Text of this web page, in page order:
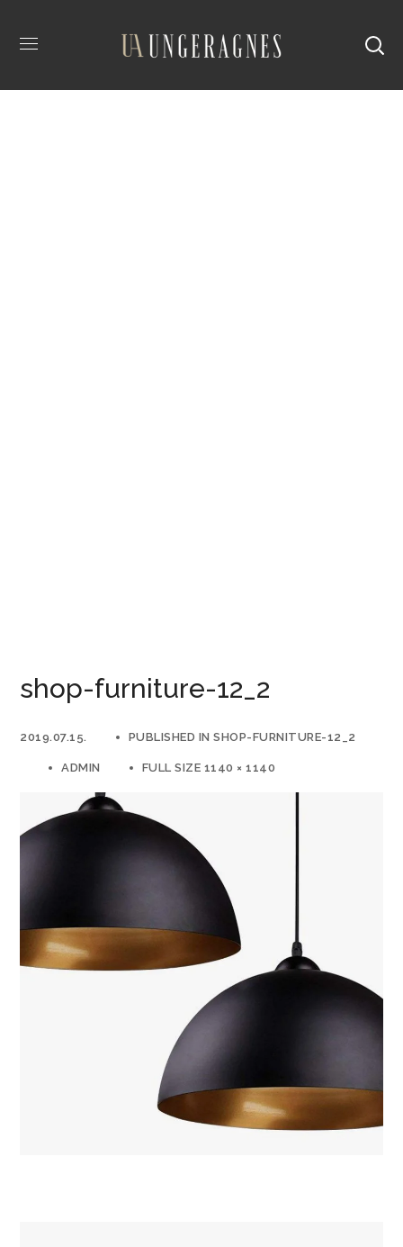
shop-furniture-12_2
2019.07.15. PUBLISHED INSHOP-FURNITURE-12_2
ADMIN FULL SIZE 1140 × 1140